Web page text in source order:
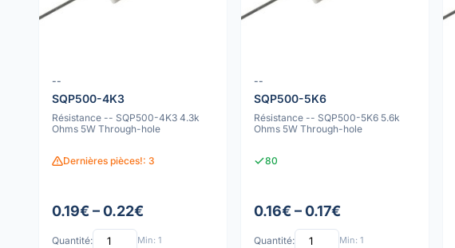
--
SQP500-4K3
Résistance -- SQP500-4K3 4.3k
Ohms 5W Through-hole
Dernières pièces!: 3
0.19€ – 0.22€
Quantité: Min: 1
--
SQP500-5K6
Résistance -- SQP500-5K6 5.6k
Ohms 5W Through-hole
80
0.16€ – 0.17€
Quantité: Min: 1